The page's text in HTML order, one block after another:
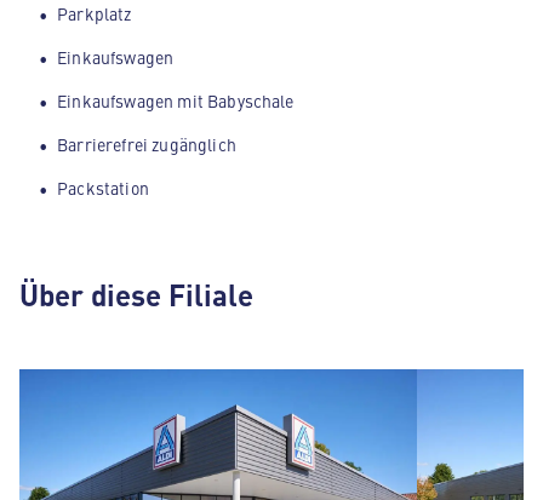
Parkplatz
Einkaufswagen
Einkaufswagen mit Babyschale
Barrierefrei zugänglich
Packstation
Über diese Filiale